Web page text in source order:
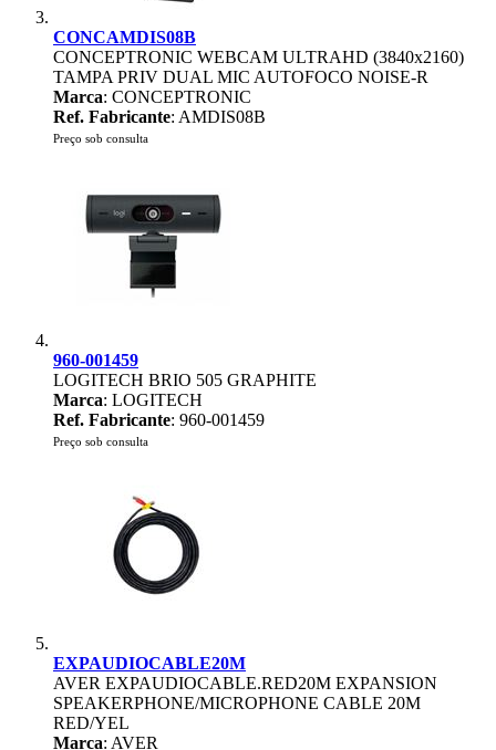
CONCAMDIS08B
CONCEPTRONIC WEBCAM ULTRAHD (3840x2160)
TAMPA PRIV DUAL MIC AUTOFOCO NOISE-R
Marca: CONCEPTRONIC
Ref. Fabricante: AMDIS08B
Preço sob consulta
960-001459
LOGITECH BRIO 505 GRAPHITE
Marca: LOGITECH
Ref. Fabricante: 960-001459
Preço sob consulta
EXPAUDIOCABLE20M
AVER EXPAUDIOCABLE.RED20M EXPANSION
SPEAKERPHONE/MICROPHONE CABLE 20M
RED/YEL
Marca: AVER